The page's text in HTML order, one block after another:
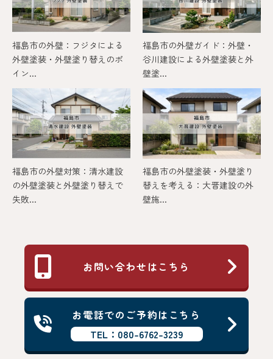
福島市の外壁：フジタによる
外壁塗装・外壁塗り替えのポ
イン...
福島市の外壁ガイド：外壁・
谷川建設による外壁塗装と外
壁塗...
福島市の外壁対策：清水建設
の外壁塗装と外壁塗り替えで
失敗...
福島市の外壁塗装・外壁塗り
替えを考える：大晋建設の外
壁施...
お問い合わせはこちら
お電話でのご予約はこちら
TEL：080-6762-3239